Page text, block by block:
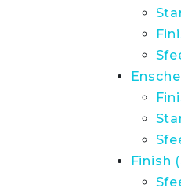
Finish